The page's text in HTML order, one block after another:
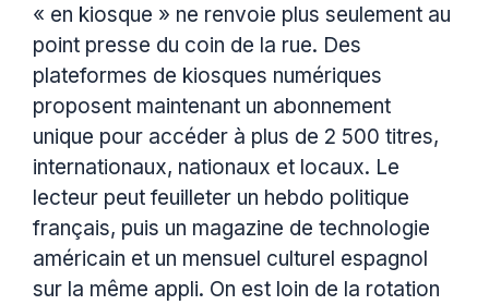
« en kiosque » ne renvoie plus seulement au
point presse du coin de la rue. Des
plateformes de kiosques numériques
proposent maintenant un abonnement
unique pour accéder à plus de 2 500 titres,
internationaux, nationaux et locaux. Le
lecteur peut feuilleter un hebdo politique
français, puis un magazine de technologie
américain et un mensuel culturel espagnol
sur la même appli. On est loin de la rotation